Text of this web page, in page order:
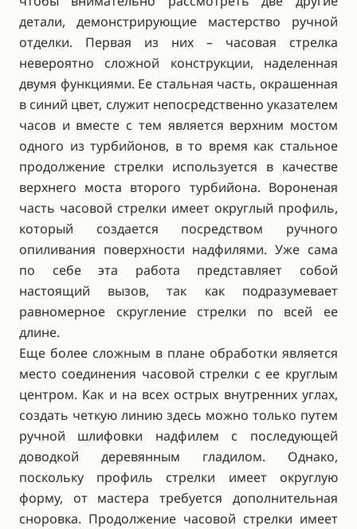
детали, демонстрирующие мастерство ручной
отделки. Первая из них – часовая стрелка
невероятно сложной конструкции, наделенная
двумя функциями. Ее стальная часть, окрашенная
в синий цвет, служит непосредственно указателем
часов и вместе с тем является верхним мостом
одного из турбийонов, в то время как стальное
продолжение стрелки используется в качестве
верхнего моста второго турбийона. Вороненая
часть часовой стрелки имеет округлый профиль,
который создается посредством ручного
опиливания поверхности надфилями. Уже сама
по себе эта работа представляет собой
настоящий вызов, так как подразумевает
равномерное скругление стрелки по всей ее
длине.
Еще более сложным в плане обработки является
место соединения часовой стрелки с ее круглым
центром. Как и на всех острых внутренних углах,
создать четкую линию здесь можно только путем
ручной шлифовки надфилем с последующей
доводкой деревянным гладилом. Однако,
поскольку профиль стрелки имеет округлую
форму, от мастера требуется дополнительная
сноровка. Продолжение часовой стрелки имеет